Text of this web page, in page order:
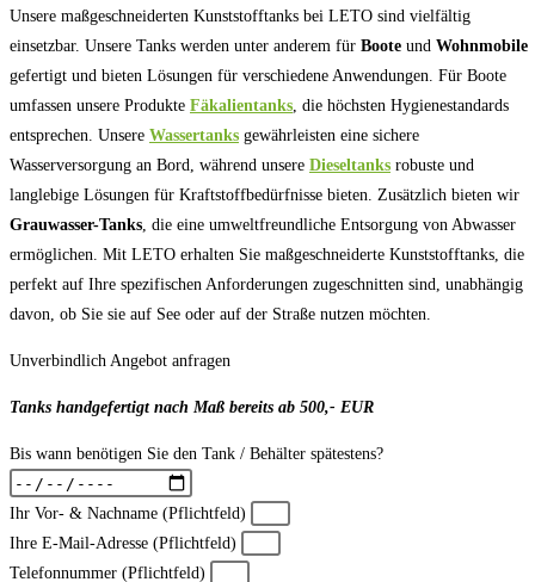
Unsere maßgeschneiderten Kunststofftanks bei LETO sind vielfältig
einsetzbar. Unsere Tanks werden unter anderem für Boote und Wohnmobile
gefertigt und bieten Lösungen für verschiedene Anwendungen. Für Boote
umfassen unsere Produkte Fäkalientanks , die höchsten Hygienestandards
entsprechen. Unsere Wassertanks gewährleisten eine sichere
Wasserversorgung an Bord, während unsere Dieseltanks robuste und
langlebige Lösungen für Kraftstoffbedürfnisse bieten. Zusätzlich bieten wir
Grauwasser-Tanks , die eine umweltfreundliche Entsorgung von Abwasser
ermöglichen. Mit LETO erhalten Sie maßgeschneiderte Kunststofftanks, die
perfekt auf Ihre spezifischen Anforderungen zugeschnitten sind, unabhängig
davon, ob Sie sie auf See oder auf der Straße nutzen möchten.
Unverbindlich Angebot anfragen
Tanks handgefertigt nach Maß bereits ab 500,- EUR
Bis wann benötigen Sie den Tank / Behälter spätestens?
Ihr Vor- & Nachname (Pflichtfeld)
Ihre E-Mail-Adresse (Pflichtfeld)
Telefonnummer (Pflichtfeld)